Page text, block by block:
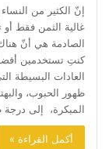
إنّ الكثير من
غالية الثمن فقط
الصادمة هي أنّ
كنتِ تستخدمين
العادات البسيطة
ظهور الحبوب،
المبكرة، إلى
أكمل القراءة »